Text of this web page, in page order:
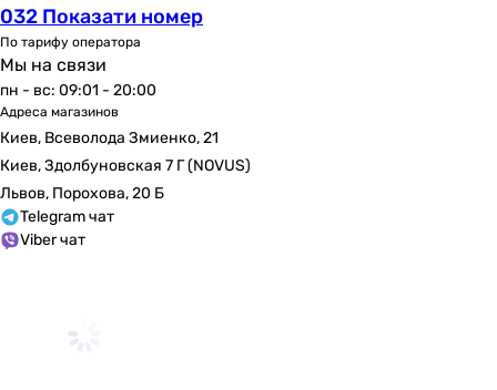
032 Показати номер
По тарифу оператора
Мы на связи
пн - вс: 09:01 - 20:00
Адреса магазинов
Киев, Всеволода Змиенко, 21
Киев, Здолбуновская 7 Г (NOVUS)
Львов, Порохова, 20 Б
Telegram чат
Viber чат